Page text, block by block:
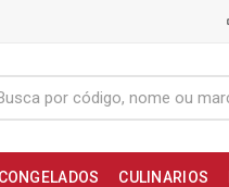
CONGELADOS CULINARIOS